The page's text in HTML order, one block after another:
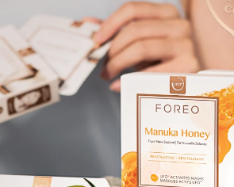
Meine
FAQ™ Pure Beauty-Tech Elixir
BREAKING NEWS
issa™ Teeth Whitening Set
English Deutsch
Français
Italiano
Polski
Svenska
简体中文